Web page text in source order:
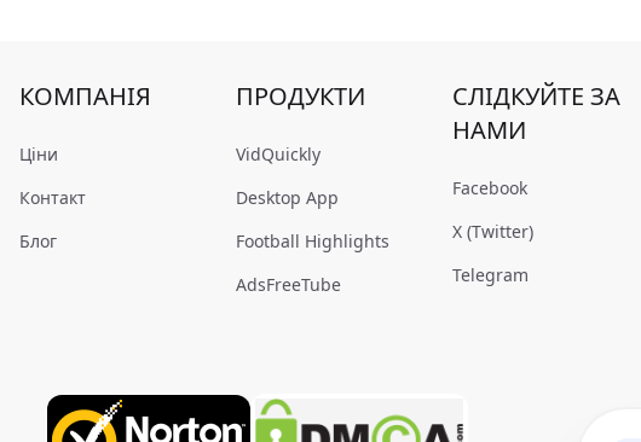
КОМПАНІЯ
Ціни
Контакт
Блог
ПРОДУКТИ
VidQuickly
Desktop App
Football Highlights
AdsFreeTube
СЛІДКУЙТЕ ЗА
НАМИ
Facebook
X (Twitter)
Telegram